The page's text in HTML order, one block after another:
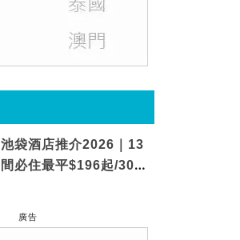
池袋酒店推介2026｜13
間必住最平$196起/30秒
廣告